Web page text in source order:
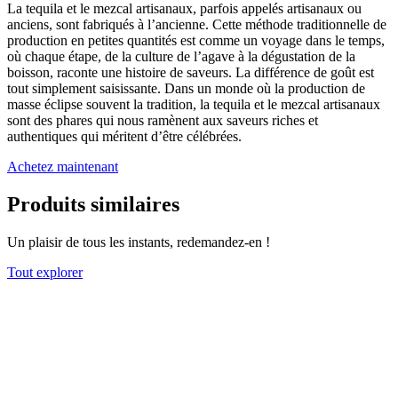
La tequila et le mezcal artisanaux, parfois appelés artisanaux ou
anciens, sont fabriqués à l’ancienne. Cette méthode traditionnelle de
production en petites quantités est comme un voyage dans le temps,
où chaque étape, de la culture de l’agave à la dégustation de la
boisson, raconte une histoire de saveurs. La différence de goût est
tout simplement saisissante. Dans un monde où la production de
masse éclipse souvent la tradition, la tequila et le mezcal artisanaux
sont des phares qui nous ramènent aux saveurs riches et
authentiques qui méritent d’être célébrées.
Achetez maintenant
Produits similaires
Un plaisir de tous les instants, redemandez-en !
Tout explorer